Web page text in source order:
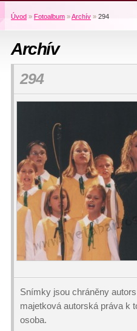
Úvod » Fotoalbum »Archív » 294
Archív
294
Snímky jsou chráněny
majetková autorská práva k
osoba.